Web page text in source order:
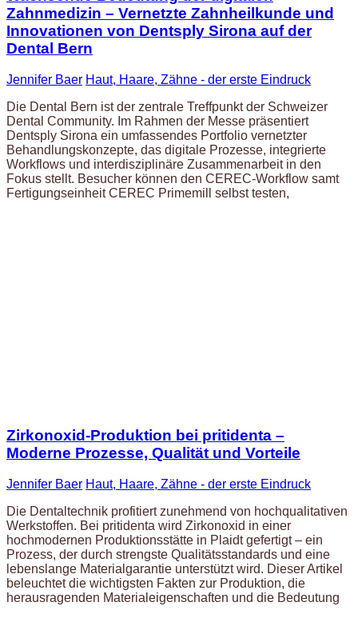
Zahnmedizin – Vernetzte Zahnheilkunde und
Innovationen von Dentsply Sirona auf der
Dental Bern
Jennifer Baer Haut, Haare, Zähne - der erste Eindruck
Die Dental Bern ist der zentrale Treffpunkt der Schweizer
Dental Community. Im Rahmen der Messe präsentiert
Dentsply Sirona ein umfassendes Portfolio vernetzter
Behandlungskonzepte, das digitale Prozesse, integrierte
Workflows und interdisziplinäre Zusammenarbeit in den
Fokus stellt. Besucher können den CEREC-Workflow samt
Fertigungseinheit CEREC Primemill selbst testen,
Zirkonoxid-Produktion bei pritidenta –
Moderne Prozesse, Qualität und Vorteile
Jennifer Baer Haut, Haare, Zähne - der erste Eindruck
Die Dentaltechnik profitiert zunehmend von hochqualitativen
Werkstoffen. Bei pritidenta wird Zirkonoxid in einer
hochmodernen Produktionsstätte in Plaidt gefertigt – ein
Prozess, der durch strengste Qualitätsstandards und eine
lebenslange Materialgarantie unterstützt wird. Dieser Artikel
beleuchtet die wichtigsten Fakten zur Produktion, die
herausragenden Materialeigenschaften und die Bedeutung